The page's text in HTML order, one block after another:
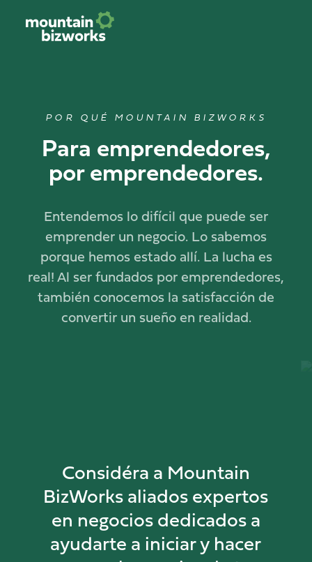
POR QUÉ MOUNTAIN BIZWORKS
Para emprendedores,
por emprendedores.
Entendemos lo difícil que puede ser
emprender un negocio. Lo sabemos
porque hemos estado allí. La lucha es
real! Al ser fundados por emprendedores,
también conocemos la satisfacción de
convertir un sueño en realidad.
Considéra a Mountain
BizWorks aliados expertos
en negocios dedicados a
ayudarte a iniciar y hacer